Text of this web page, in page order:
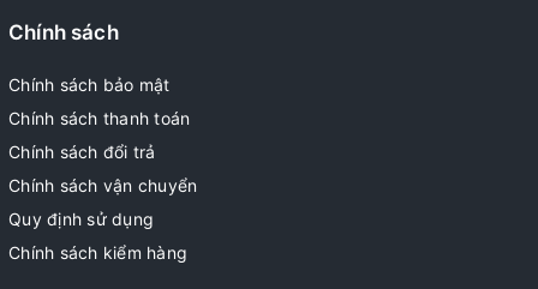
Chính sách
Chính sách bảo mật
Chính sách thanh toán
Chính sách đổi trả
Chính sách vận chuyển
Quy định sử dụng
Chính sách kiểm hàng